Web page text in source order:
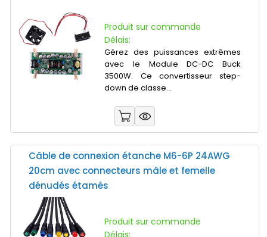
Produit sur commande
Délais:
Gérez des puissances extrêmes
avec le Module DC-DC Buck
3500W. Ce convertisseur step-
down de classe...
Câble de connexion étanche M6-6P 24AWG
20cm avec connecteurs mâle et femelle
dénudés étamés
Produit sur commande
Délais: